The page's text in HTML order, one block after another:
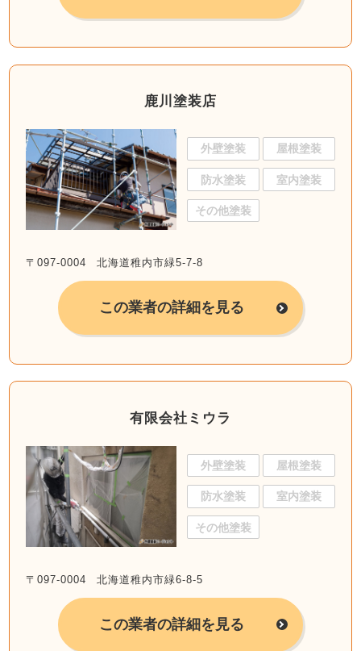
鹿川塗装店
外壁塗装 屋根塗装
防水塗装 室内塗装
その他塗装
〒097-0004 北海道稚内市緑5-7-8
この業者の詳細を見る
有限会社ミウラ
外壁塗装 屋根塗装
防水塗装 室内塗装
その他塗装
〒097-0004 北海道稚内市緑6-8-5
この業者の詳細を見る